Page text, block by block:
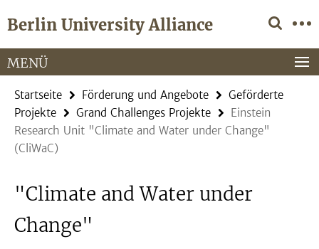
direkt
Inhalt
Berlin University Alliance
Service-
Navigation
MENÜ
Startseite Förderung und Angebote
Geförderte
Projekte
Grand Challenges Projekte
Einstein
Research Unit "Climate and Water under Change"
(CliWaC)
"Climate and Water under
Change"